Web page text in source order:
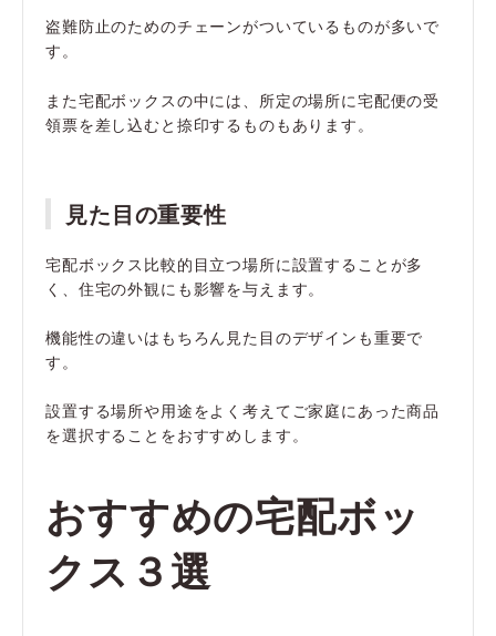
盗難防止のためのチェーンがついているものが多いで
す。
また宅配ボックスの中には、所定の場所に宅配便の受
領票を差し込むと捺印するものもあります。
見た目の重要性
宅配ボックス比較的目立つ場所に設置することが多
く、住宅の外観にも影響を与えます。
機能性の違いはもちろん見た目のデザインも重要で
す。
設置する場所や用途をよく考えてご家庭にあった商品
を選択することをおすすめします。
おすすめの宅配ボッ
クス３選